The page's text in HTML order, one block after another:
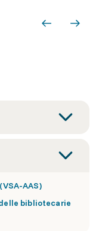
AAS)
bibliotecarie